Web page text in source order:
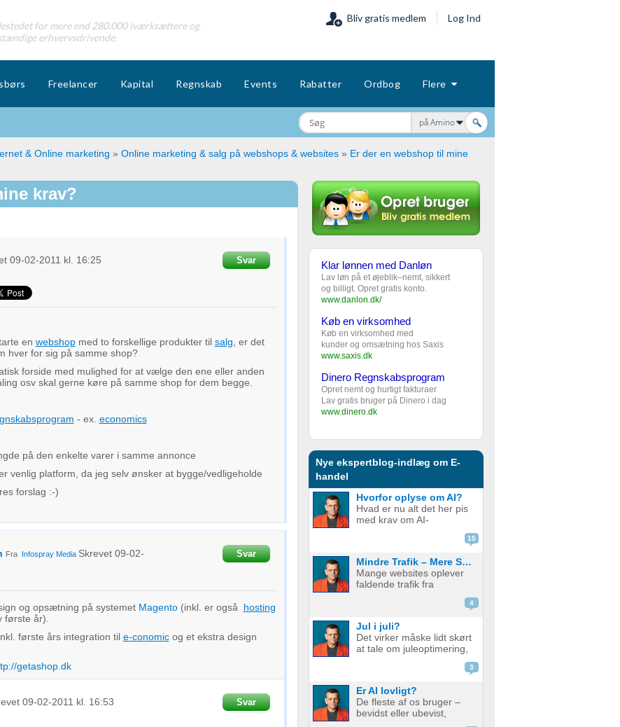
for mere end 280.000 iværksættere og
erhvervsdrivende.
Bliv gratis medlem Log Ind
Freelancer Kapital Regnskab Events Rabatter Ordbog Flere
på Amino
& Online marketing » Online marketing & salg på webshops & websites » Er der en webshop til mine
krav?
09-02-2011 kl. 16:25 Svar
en webshopmed to forskellige produkter til salg , er det
hver for sig på samme shop?
forside med mulighed for at vælge den ene eller anden
osv skal gerne køre på samme shop for dem begge.
- ex. economics
på den enkelte varer i samme annonce
venlig platform, da jeg selv ønsker at bygge/vedligeholde
forslag :-)
Fra Infospray Media Skrevet 09-02-
Svar
og opsætning på systemet Magento(inkl. er også hosting
første år).
første års integration til e-conomicog et ekstra design
getashop.dk
09-02-2011 kl. 16:53 Svar
Klar lønnen med Danløn
Lav løn på et øjeblik–nemt, sikkert
og billigt. Opret gratis konto.
www.danlon.dk/
Køb en virksomhed
Køb en virksomhed med
kunder og omsætning hos Saxis
www.saxis.dk
Dinero Regnskabsprogram
Opret nemt og hurtigt fakturaer
Lav gratis bruger på Dinero i dag
www.dinero.dk
Nye ekspertblog-indlæg om E-
handel
Hvorfor oplyse om AI?
Hvad er nu alt det her pis
med krav om AI-
have det. Spotify vil have
hopper også med på
vognen. Men… hvorfor
egentlig? OK, boomer –
15
Mindre Trafik – Mere Salg
Mange websites oplever
faldende trafik fra
Google. Nogle mistænker
de bare ikke ranker så
godt som før. Men er det
nu så slemt? Måske er det
4
Jul i juli?
Det virker måske lidt skørt
at tale om juleoptimering,
faktisk god grund til det.
Alt for mange glemmer at
forberede deres website
3
Er AI lovligt?
De fleste af os bruger –
bevidst eller ubevist,